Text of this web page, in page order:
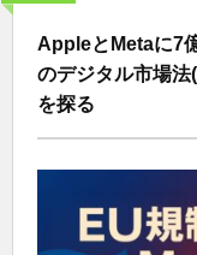
AppleとMetaに7
のデジタル市場
を探る